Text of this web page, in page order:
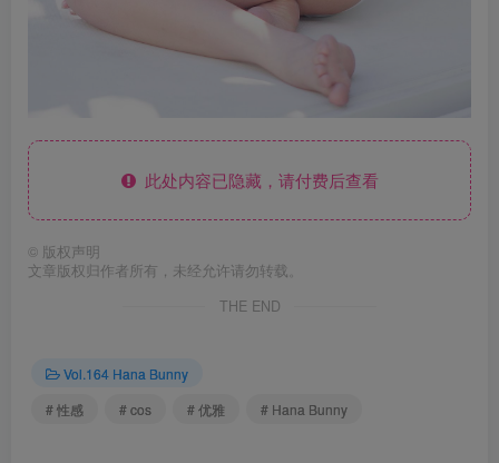
此处内容已隐藏，请付费后查看
© 版权声明
文章版权归作者所有，未经允许请勿转载。
THE END
Vol.164 Hana Bunny
# 性感
# cos # 优雅 # Hana Bunny